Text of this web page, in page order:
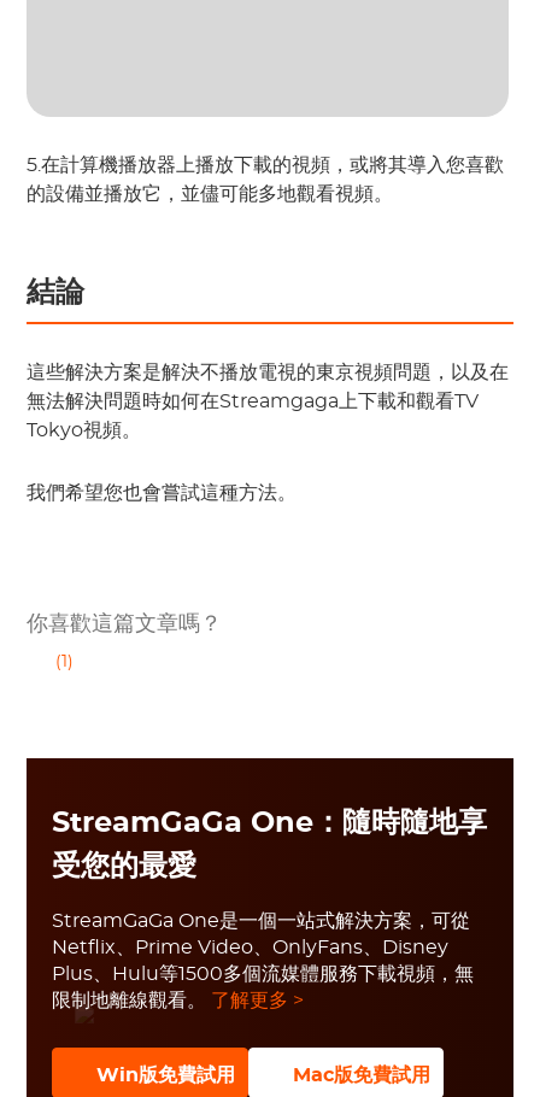
5.在計算機播放器上播放下載的視頻，或將其導入您喜歡
的設備並播放它，並儘可能多地觀看視頻。
結論
這些解決方案是解決不播放電視的東京視頻問題，以及在
無法解決問題時如何在Streamgaga上下載和觀看TV
Tokyo視頻。
我們希望您也會嘗試這種方法。
你喜歡這篇文章嗎？
(1)
StreamGaGa One：隨時隨地享
受您的最愛
StreamGaGa One是一個一站式解決方案，可從
Netflix、Prime Video、OnlyFans、Disney
Plus、Hulu等1500多個流媒體服務下載視頻，無
限制地離線觀看。 了解更多 >
Win版免費試用 Mac版免費試用